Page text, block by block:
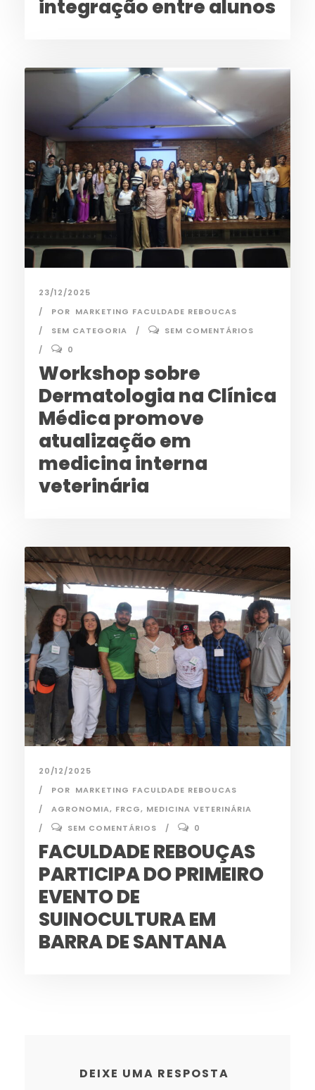
integração entre alunos
23/12/2025
POR MARKETING FACULDADE REBOUCAS
SEM CATEGORIA
SEM COMENTÁRIOS
0
Workshop sobre
Dermatologia na Clínica
Médica promove
atualização em
medicina interna
veterinária
20/12/2025
POR MARKETING FACULDADE REBOUCAS
AGRONOMIA, FRCG, MEDICINA VETERINÁRIA
SEM COMENTÁRIOS
0
FACULDADE REBOUÇAS
PARTICIPA DO PRIMEIRO
EVENTO DE
SUINOCULTURA EM
BARRA DE SANTANA
DEIXE UMA RESPOSTA